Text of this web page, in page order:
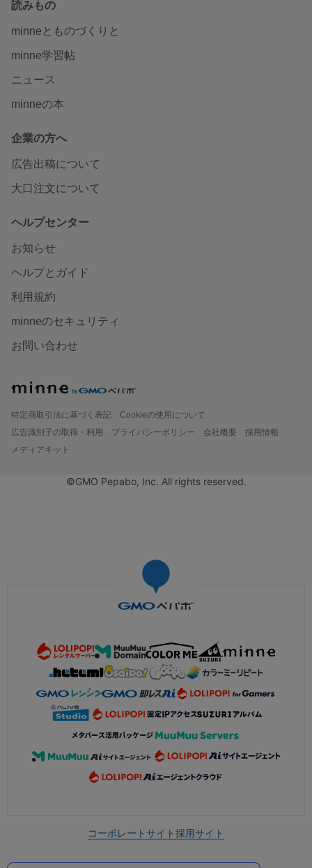
読みもの
minneとものづくりと
minne学習帖
ニュース
minneの本
企業の方へ
広告出稿について
大口注文について
ヘルプセンター
お知らせ
ヘルプとガイド
利用規約
minneのセキュリティ
お問い合わせ
特定商取引法に基づく表記
Cookieの使用について
広告識別子の取得・利用
プライバシーポリシー 会社概要
採用情報
メディアキット
©GMO Pepabo, Inc. All rights reserved.
コーポレートサイト採用サイト